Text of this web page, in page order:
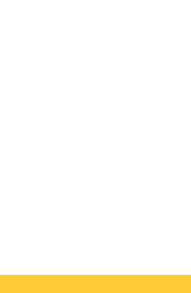
a következő hozzászólásomhoz.